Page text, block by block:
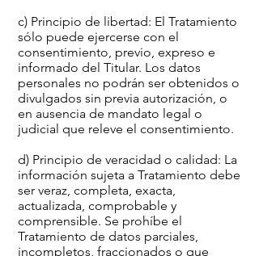
c) Principio de libertad: El Tratamiento
sólo puede ejercerse con el
consentimiento, previo, expreso e
informado del Titular. Los datos
personales no podrán ser obtenidos o
divulgados sin previa autorización, o
en ausencia de mandato legal o
judicial que releve el consentimiento.
d) Principio de veracidad o calidad: La
información sujeta a Tratamiento debe
ser veraz, completa, exacta,
actualizada, comprobable y
comprensible. Se prohíbe el
Tratamiento de datos parciales,
incompletos, fraccionados o que